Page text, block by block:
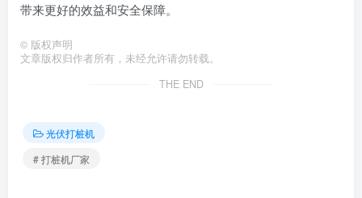
带来更好的效益和安全保障。
© 版权声明
文章版权归作者所有，未经允许请勿转载。
THE END
光伏打桩机
# 打桩机厂家